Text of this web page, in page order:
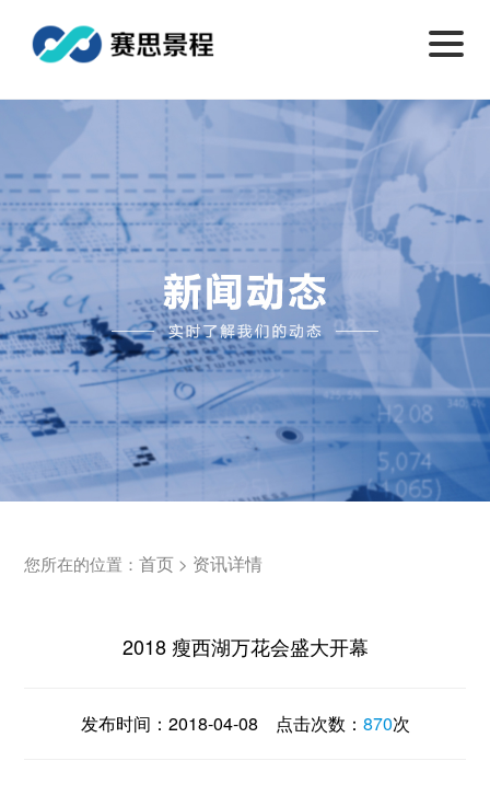
您所在的位置：首页 > 资讯详情
2018 瘦西湖万花会盛大开幕
发布时间： 2018-04-08 点击次数： 870次